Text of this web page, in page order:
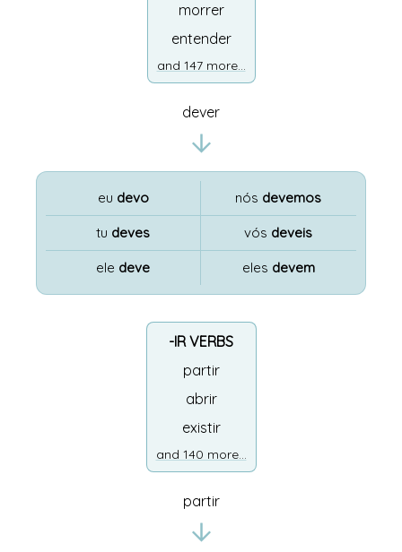
morrer
entender
and 147 more...
dever
eu devo
tu deves
ele deve
nós devemos
vós deveis
eles devem
-IR VERBS
partir
abrir
existir
and 140 more...
partir